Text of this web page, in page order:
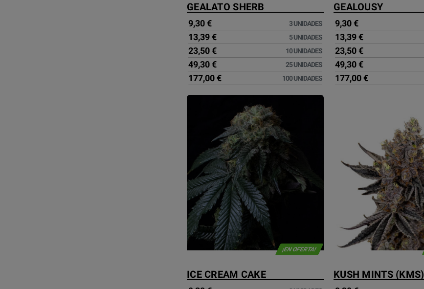
GEALATO SHERB
9,30 € 3 UNIDADES
13,39 € 5 UNIDADES
23,50 € 10 UNIDADES
49,30 € 25 UNIDADES
177,00 € 100 UNIDADES
GEALOUSY
9,30 €
13,39 €
23,50 €
49,30 €
177,00 €
¡EN OFERTA!
ICE CREAM CAKE KUSH MINTS (KMS)